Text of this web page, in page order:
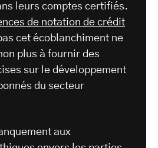
leurs comptes certifiés.
de notation de crédit
cet écoblanchiment ne
plus à fournir des
sur le développement
du secteur
aux